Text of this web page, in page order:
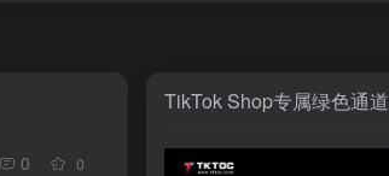
0 0
TikTok Shop专属绿色通道